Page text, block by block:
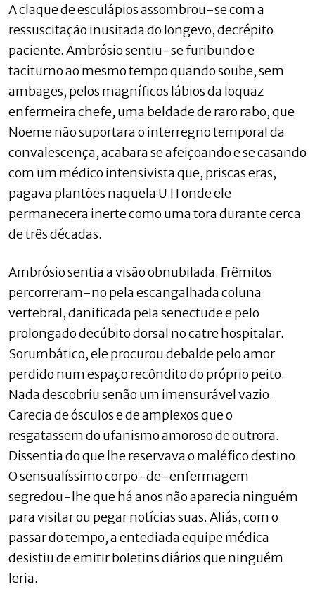
A claque de esculápios assombrou-se com a
ressuscitação inusitada do longevo, decrépito
paciente. Ambrósio sentiu-se furibundo e
taciturno ao mesmo tempo quando soube, sem
ambages, pelos magníficos lábios da loquaz
enfermeira chefe, uma beldade de raro rabo, que
Noeme não suportara o interregno temporal da
convalescença, acabara se afeiçoando e se casando
com um médico intensivista que, priscas eras,
pagava plantões naquela UTI onde ele
permanecera inerte como uma tora durante cerca
de três décadas.
Ambrósio sentia a visão obnubilada. Frêmitos
percorreram-no pela escangalhada coluna
vertebral, danificada pela senectude e pelo
prolongado decúbito dorsal no catre hospitalar.
Sorumbático, ele procurou debalde pelo amor
perdido num espaço recôndito do próprio peito.
Nada descobriu senão um imensurável vazio.
Carecia de ósculos e de amplexos que o
resgatassem do ufanismo amoroso de outrora.
Dissentia do que lhe reservava o maléfico destino.
O sensualíssimo corpo-de-enfermagem
segredou-lhe que há anos não aparecia ninguém
para visitar ou pegar notícias suas. Aliás, com o
passar do tempo, a entediada equipe médica
desistiu de emitir boletins diários que ninguém
leria.